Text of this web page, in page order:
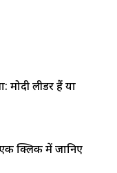
मोदी लीडर हैं या
क्लिक में जानिए